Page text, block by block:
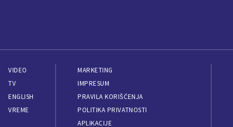
VIDEO
TV
ENGLISH
VREME
MARKETING
IMPRESUM
PRAVILA KORIŠĆENJA
POLITIKA PRIVATNOSTI
APLIKACIJE